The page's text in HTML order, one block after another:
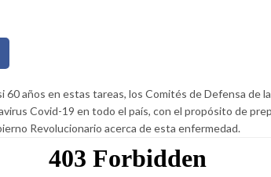
60 años en estas tareas, los Comités de Defensa de
Covid-19 en todo el país, con el propósito de
Revolucionario acerca de esta enfermedad.